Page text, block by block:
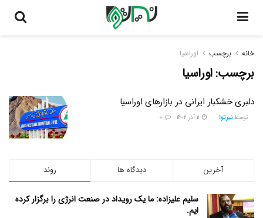
خانه برچسب اوراسیا
برچسب:اوراسیا
دلبری خشکبار ایرانی در بازار‌های اوراسیا
توسط نیرتوا
روند دیدگاه ها آخرین
سلیم علیزاده: ما یک رویداد در صنعت انرژی را برگزار کرده
ایم.